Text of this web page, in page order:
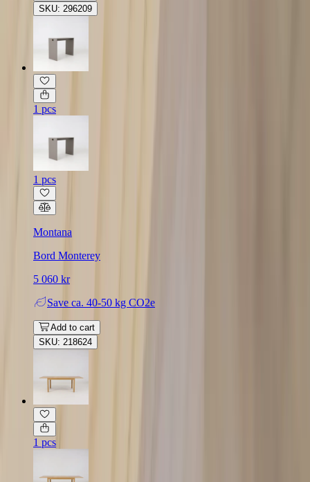
SKU: 296209
1 pcs
1 pcs
Montana
Bord Monterey
5 060 kr
Save ca. 40-50 kg CO2e
Add to cart
SKU: 218624
1 pcs